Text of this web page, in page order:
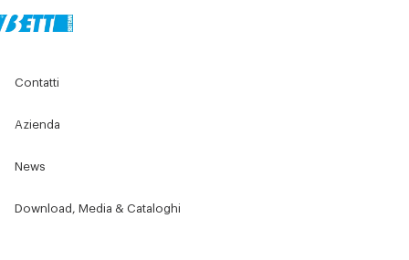
Contatti
Azienda
News
Download, Media & Cataloghi
Componenti per nastri trasportatori Serie C075
Sostegno per trave laterale inclinabile
laterale inclinabile